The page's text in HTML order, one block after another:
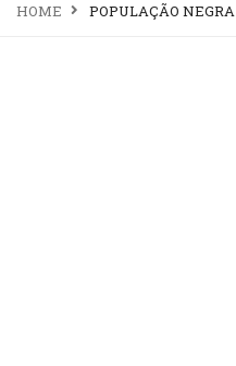
HOME POPULAÇÃO NEGRA